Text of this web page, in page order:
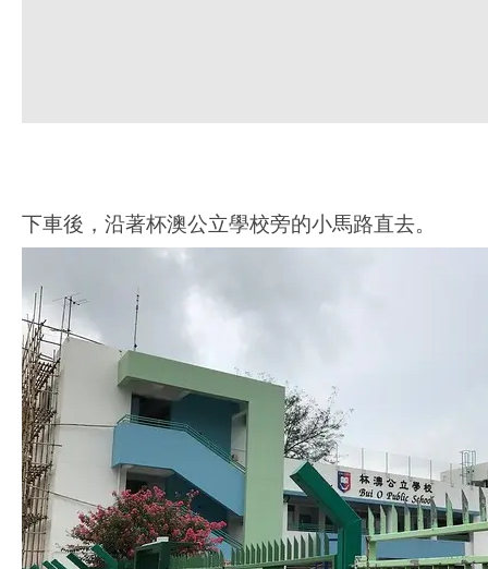
下車後，沿著杯澳公立學校旁的小馬路直去。